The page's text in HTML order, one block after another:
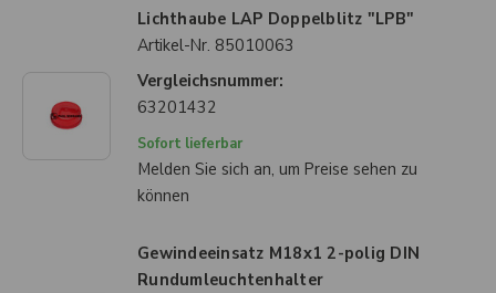
Lichthaube LAP Doppelblitz "LPB"
Artikel-Nr. 85010063
Vergleichsnummer:
63201432
Sofort lieferbar
Melden Sie sich an, um Preise sehen zu
können
Gewindeeinsatz M18x1 2-polig DIN
Rundumleuchtenhalter